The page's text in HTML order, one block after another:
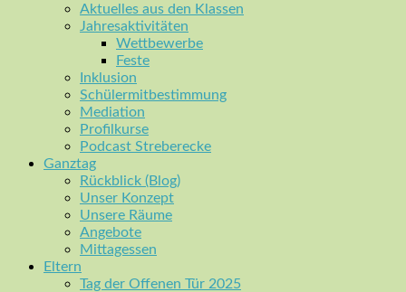
Aktuelles aus den Klassen
Jahresaktivitäten
Wettbewerbe
Feste
Inklusion
Schülermitbestimmung
Mediation
Profilkurse
Podcast Streberecke
Ganztag
Rückblick (Blog)
Unser Konzept
Unsere Räume
Angebote
Mittagessen
Eltern
Tag der Offenen Tür 2025